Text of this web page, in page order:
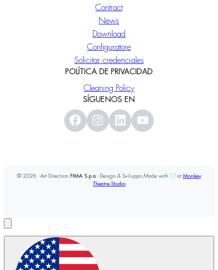
Contract
News
Download
Configuratore
Solicitar credenciales
POLÍTICA DE PRIVACIDAD
Cleaning Policy
SÍGUENOS EN
© 2026 - Art Direction FIMA S.p.a - Design & Sviluppo Made with at Monkey
Theatre Studio